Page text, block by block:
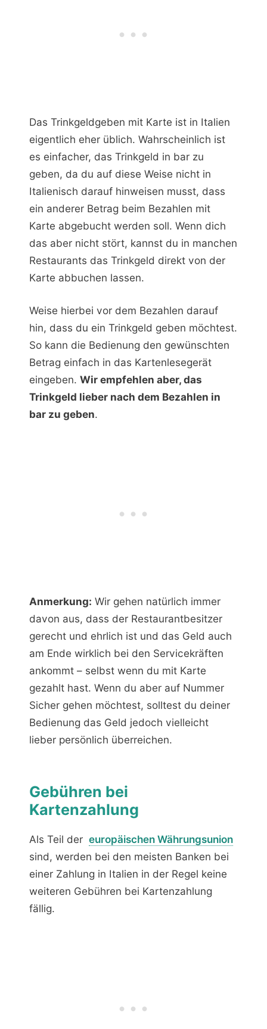
Das Trinkgeldgeben mit Karte ist in Italien
eigentlich eher üblich. Wahrscheinlich ist
es einfacher, das Trinkgeld in bar zu
geben, da du auf diese Weise nicht in
Italienisch darauf hinweisen musst, dass
ein anderer Betrag beim Bezahlen mit
Karte abgebucht werden soll. Wenn dich
das aber nicht stört, kannst du in manchen
Restaurants das Trinkgeld direkt von der
Karte abbuchen lassen.
Weise hierbei vor dem Bezahlen darauf
hin, dass du ein Trinkgeld geben möchtest.
So kann die Bedienung den gewünschten
Betrag einfach in das Kartenlesegerät
eingeben.Wir empfehlen aber, das
Trinkgeld lieber nach dem Bezahlen in
bar zu geben.
Anmerkung: Wir gehen natürlich immer
davon aus, dass der Restaurantbesitzer
gerecht und ehrlich ist und das Geld auch
am Ende wirklich bei den Servicekräften
ankommt – selbst wenn du mit Karte
gezahlt hast. Wenn du aber auf Nummer
Sicher gehen möchtest, solltest du deiner
Bedienung das Geld jedoch vielleicht
lieber persönlich überreichen.
Gebühren bei
Kartenzahlung
Als Teil der europäischen Währungsunion
sind, werden bei den meisten Banken bei
einer Zahlung in Italien in der Regel keine
weiteren Gebühren bei Kartenzahlung
fällig.